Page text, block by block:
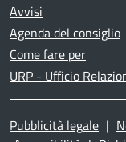
Avvisi
Agenda del consiglio
Come fare per
URP - Ufficio
Pubblicità legale |